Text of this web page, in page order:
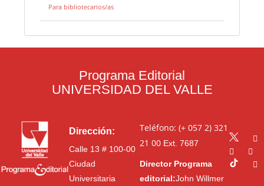
Para bibliotecarios/as
Programa Editorial
UNIVERSIDAD DEL VALLE
Dirección:
Calle 13 # 100-00
Ciudad
Universitaria
Teléfono: (+ 057 2) 321
21 00Ext. 7687
Director Programa
editorial:John Willmer